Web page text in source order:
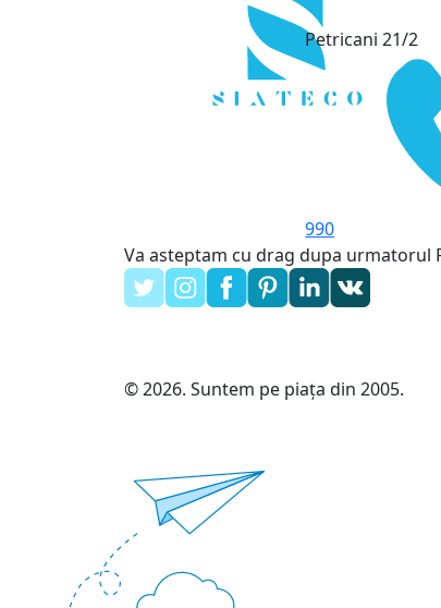
Petricani 21/2
990
Va asteptam cu drag dupa urmatorul
© 2026. Suntem pe piața din 2005.